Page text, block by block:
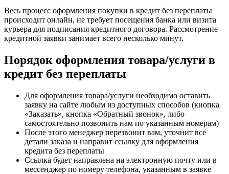
Весь процесс оформления покупки в кредит без переплаты
происходит онлайн, не требует посещения банка или визита
курьера для подписания кредитного договора. Рассмотрение
кредитной заявки занимает всего несколько минут.
Порядок оформления товара/услуги в
кредит без переплаты
Для оформления товара/услуги необходимо оставить
заявку на сайте любым из доступных способов (кнопка
«Заказать», кнопка «Обратный звонок», либо
самостоятельно позвонить нам по указанным номерам)
После этого менеджер перезвонит вам, уточнит все
детали заказа и направит ссылку для оформления
кредита без переплаты
Ссылка будет направлена на электронную почту или в
мессенджер по номеру телефона, указанным в заявке